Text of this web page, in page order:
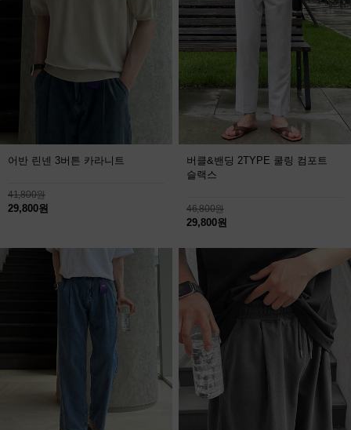
어반 린넨 3버튼 카라니트
41,800원
29,800원
버클&밴딩 2TYPE 쿨링 컴포트
슬랙스
46,800원
29,800원